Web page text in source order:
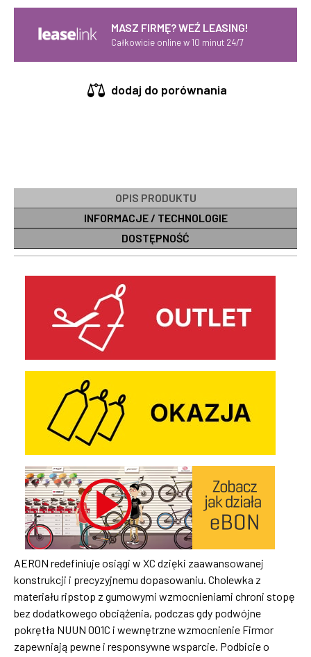
MASZ FIRMĘ? WEŹ LEASING!
Całkowicie online w 10 minut 24/7
dodaj do porównania
OPIS PRODUKTU
INFORMACJE / TECHNOLOGIE
DOSTĘPNOŚĆ
AERON redefiniuje osiągi w XC dzięki zaawansowanej
konstrukcji i precyzyjnemu dopasowaniu. Cholewka z
materiału ripstop z gumowymi wzmocnieniami chroni stopę
bez dodatkowego obciążenia, podczas gdy podwójne
pokrętła NUUN 001C i wewnętrzne wzmocnienie Firmor
zapewniają pewne i responsywne wsparcie. Podbicie o